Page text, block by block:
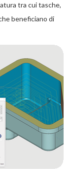
tra cui tasche,
beneficiano di